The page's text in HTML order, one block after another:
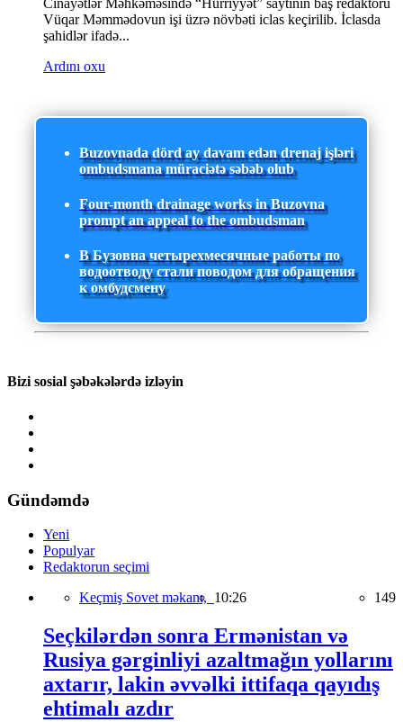
Cinayətlər Məhkəməsində “Hürriyyət” saytının baş redaktoru
Vüqar Məmmədovun işi üzrə növbəti iclas keçirilib. İclasda
şahidlər ifadə...
Ardını oxu
Buzovnada dörd ay davam edən drenaj işləri
ombudsmana müraciətə səbəb olub
Four-month drainage works in Buzovna
prompt an appeal to the ombudsman
В Бузовна четырехмесячные работы по
водоотводу стали поводом для обращения
к омбудсмену
Bizi sosial şəbəkələrdə izləyin
Gündəmdə
Yeni
Populyar
Redaktorun seçimi
Keçmiş Sovet məkanı, 10:26 149
Seçkilərdən sonra Ermənistan və
Rusiya gərginliyi azaltmağın yollarını
axtarır, lakin əvvəlki ittifaqa qayıdış
ehtimalı azdır